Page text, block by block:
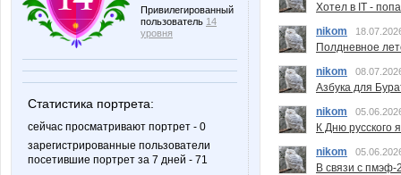
Привилегированный
пользователь 14
уровня
Статистика портрета:
сейчас просматривают портрет - 0
зарегистрированные пользователи
посетившие портрет за 7 дней - 71
Хотел в IT -
nikom
Полдневное
nikom
Азбука для
nikom
К Дню русского
nikom
В связи с пмэф-